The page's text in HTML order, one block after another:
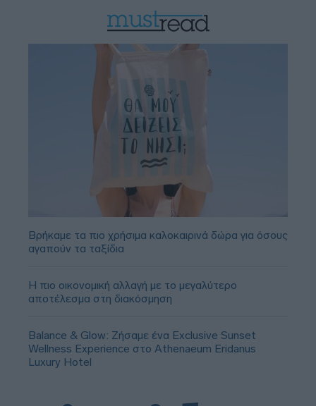
Βρήκαμε τα πιο χρήσιμα καλοκαιρινά δώρα για όσους
αγαπούν τα ταξίδια
Η πιο οικονομική αλλαγή με το μεγαλύτερο
αποτέλεσμα στη διακόσμηση
Balance & Glow: Ζήσαμε ένα Exclusive Sunset
Wellness Experience στο Athenaeum Eridanus
Luxury Hotel